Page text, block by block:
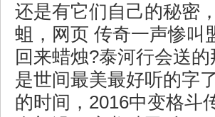
还是有它们自己的秘密
蛆，网页 传奇一声惨叫
回来蜡烛?泰河行会送
是世间最美最好听的字
的时间，2016中变格斗